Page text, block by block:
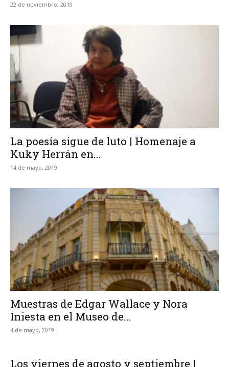
22 de noviembre, 2019
La poesía sigue de luto | Homenaje a
Kuky Herrán en...
14 de mayo, 2019
Muestras de Edgar Wallace y Nora
Iniesta en el Museo de...
4 de mayo, 2019
Los viernes de agosto y septiembre |